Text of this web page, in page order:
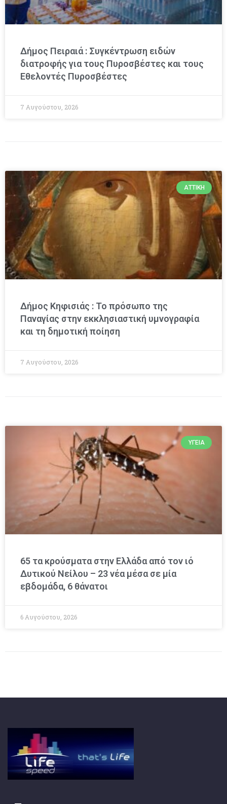
Δήμος Πειραιά : Συγκέντρωση ειδών
διατροφής για τους Πυροσβέστες και τους
Εθελοντές Πυροσβέστες
7 Αυγούστου, 2026
ΑΤΤΙΚΉ
Δήμος Κηφισιάς : Το πρόσωπο της
Παναγίας στην εκκλησιαστική υμνογραφία
και τη δημοτική ποίηση
7 Αυγούστου, 2026
ΥΓΕΊΑ
65 τα κρούσματα στην Ελλάδα από τον ιό
Δυτικού Νείλου – 23 νέα μέσα σε μία
εβδομάδα, 6 θάνατοι
6 Αυγούστου, 2026